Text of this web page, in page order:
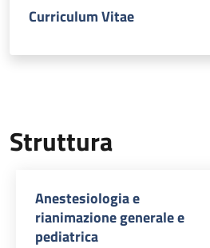
Curriculum Vitae
Struttura
Anestesiologia e
rianimazione generale e
pediatrica